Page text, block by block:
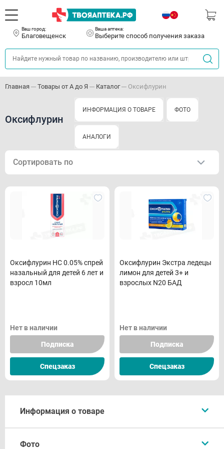
Ваш город:
Благовещенск
Ваша аптека:
Выберите способ получения заказа
Главная Товары от А до Я Каталог Оксифлурин
Оксифлурин
ИНФОРМАЦИЯ О ТОВАРЕ ФОТО
АНАЛОГИ
Сортировать по
Оксифлурин НС 0.05% спрей
назальный для детей 6 лет и
взросл 10мл
Нет в наличии
Подписка
Спецзаказ
Оксифлурин Экстра ледецы
лимон для детей 3+ и
взрослых N20 БАД
Нет в наличии
Подписка
Спецзаказ
Информация о товаре
Фото